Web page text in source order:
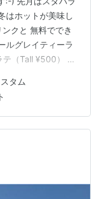
はホットが美味し
クと 無料ででき
ルグレイティーラ
（Tall ¥500） カ
ーラテ（Tall
イティーラテ 甘
で 私は通常だと甘
スタム シロップ少
タム